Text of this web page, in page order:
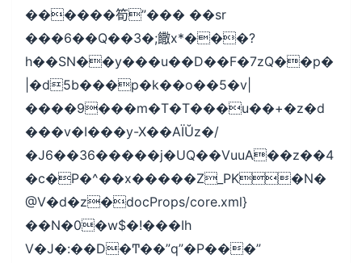
������筍”��� ��sr
���6��Q��3�;饊x*���?
h��SN��y���u��D��F�7zQ��p�
|�d5b���p�k��o��5�v|
����9���m�T�T���u��+�z�d
���v�I���y-X��AΪŬz�/
�J6��36�����j�UQ��VuuA��z��4
�c�P�^��x�����Z_PK�N�
@V�d�z�docProps/core.xml}
��N�0�w$�!���Ih
V�J�:��D�Ͳ��”q”�P���”